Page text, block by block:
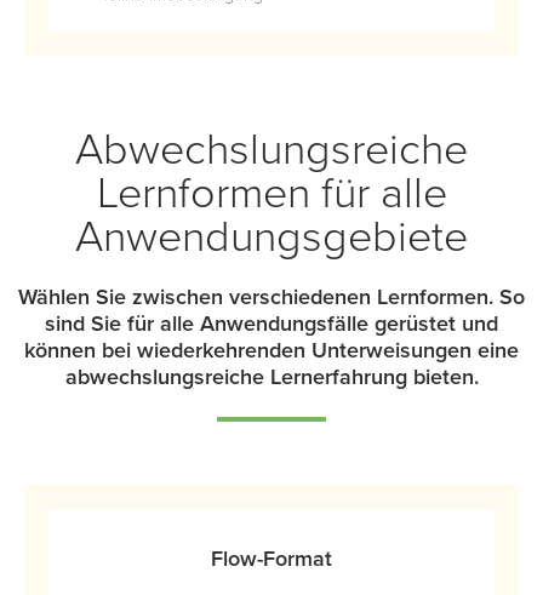
Abwechslungsreiche
Lernformen für alle
Anwendungsgebiete
Wählen Sie zwischen verschiedenen Lernformen. So
sind Sie für alle Anwendungsfälle gerüstet und
können bei wiederkehrenden Unterweisungen eine
abwechslungsreiche Lernerfahrung bieten.
Flow-Format